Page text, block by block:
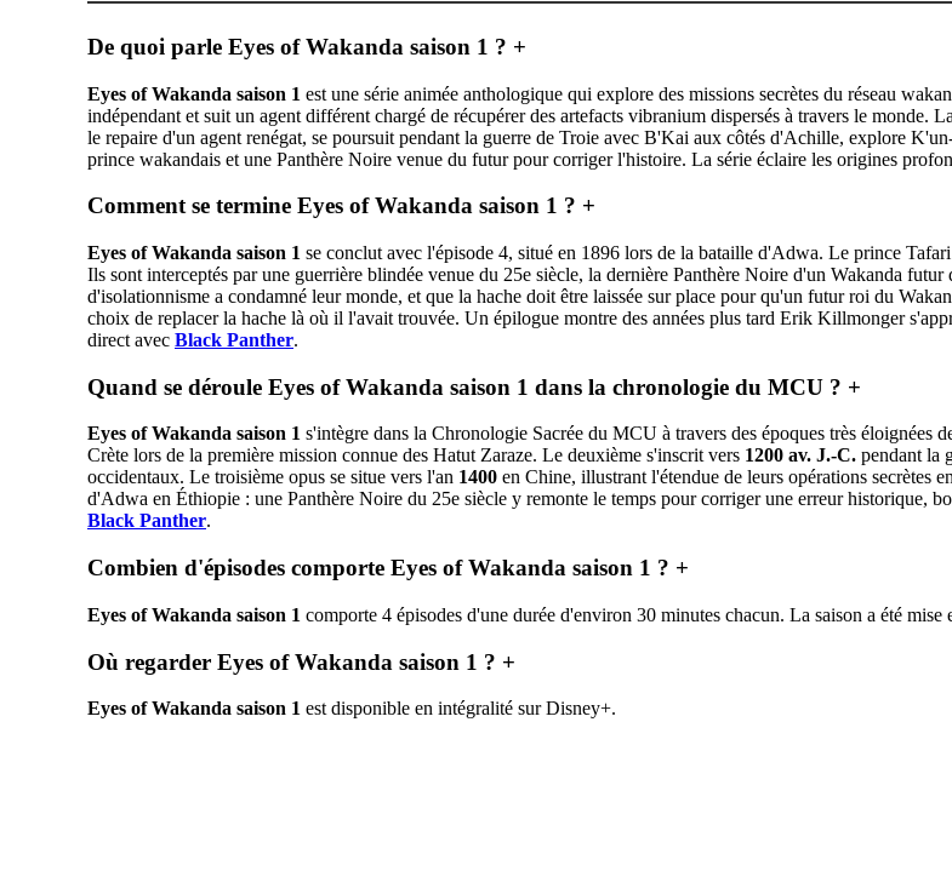
De quoi parle Eyes of Wakanda saison 1 ? +
Eyes of Wakanda saison 1 est une série animée anthologique qui explore des missions secrètes du réseau
indépendant et suit un agent différent chargé de récupérer des artefacts vibranium dispersés à travers le
le repaire d'un agent renégat, se poursuit pendant la guerre de Troie avec B'Kai aux côtés d'Achille, explore
prince wakandais et une Panthère Noire venue du futur pour corriger l'histoire. La série éclaire les origines
Comment se termine Eyes of Wakanda saison 1 ? +
Eyes of Wakanda saison 1 se conclut avec l'épisode 4, situé en 1896 lors de la bataille d'Adwa. Le prince
Ils sont interceptés par une guerrière blindée venue du 25e siècle, la dernière Panthère Noire d'un Wakanda
d'isolationnisme a condamné leur monde, et que la hache doit être laissée sur place pour qu'un futur roi du
choix de replacer la hache là où il l'avait trouvée. Un épilogue montre des années plus tard Erik Killmonger
direct avec Black Panther.
Quand se déroule Eyes of Wakanda saison 1 dans la chronologie du MCU ? +
Eyes of Wakanda saison 1 s'intègre dans la Chronologie Sacrée du MCU à travers des époques très éloignées
Crète lors de la première mission connue des Hatut Zaraze. Le deuxième s'inscrit vers 1200 av. J.-C. pendant la
occidentaux. Le troisième opus se situe vers l'an 1400 en Chine, illustrant l'étendue de leurs opérations secrètes
d'Adwa en Éthiopie : une Panthère Noire du 25e siècle y remonte le temps pour corriger une erreur historique,
Black Panther.
Combien d'épisodes comporte Eyes of Wakanda saison 1 ? +
Eyes of Wakanda saison 1 comporte 4 épisodes d'une durée d'environ 30 minutes chacun. La saison a été
Où regarder Eyes of Wakanda saison 1 ? +
Eyes of Wakanda saison 1 est disponible en intégralité sur Disney+.